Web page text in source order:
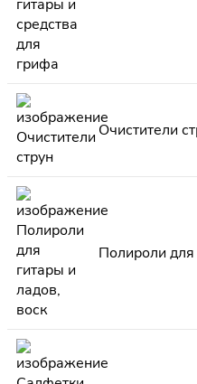
Очистители
Полироли для